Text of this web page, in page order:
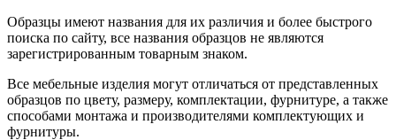
Образцы имеют названия для их различия и более быстрого
поиска по сайту, все названия образцов не являются
зарегистрированным товарным знаком.
Все мебельные изделия могут отличаться от представленных
образцов по цвету, размеру, комплектации, фурнитуре, а также
способами монтажа и производителями комплектующих и
фурнитуры.